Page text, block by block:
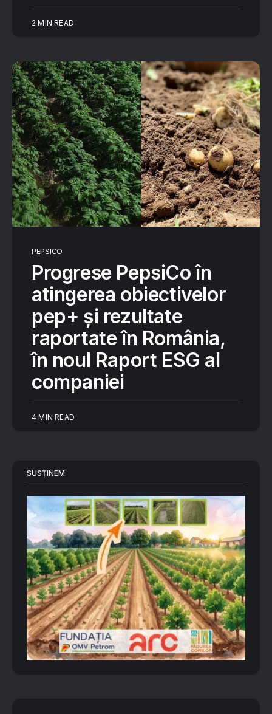
2 MIN READ
PEPSICO
Progrese PepsiCo în
atingerea obiectivelor
pep+ și rezultate
raportate în România,
în noul Raport ESG al
companiei
4 MIN READ
SUSȚINEM